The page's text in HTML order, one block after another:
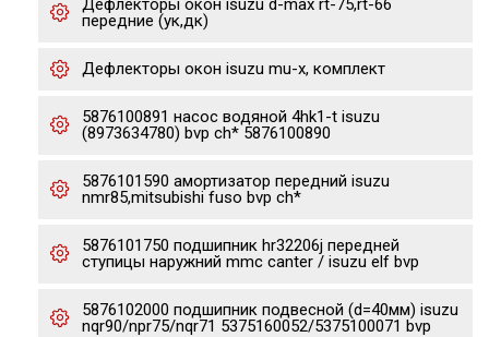
Дефлекторы окон isuzu d-max rt-75,rt-66
передние (ук,дк)
Дефлекторы окон isuzu mu-x, комплект
5876100891 насос водяной 4hk1-t isuzu
(8973634780) bvp ch* 5876100890
5876101590 амортизатор передний isuzu
nmr85,mitsubishi fuso bvp ch*
5876101750 подшипник hr32206j передней
ступицы наружний mmc canter / isuzu elf bvp
5876102000 подшипник подвесной (d=40мм) isuzu
nqr90/npr75/nqr71 5375160052/5375100071 bvp